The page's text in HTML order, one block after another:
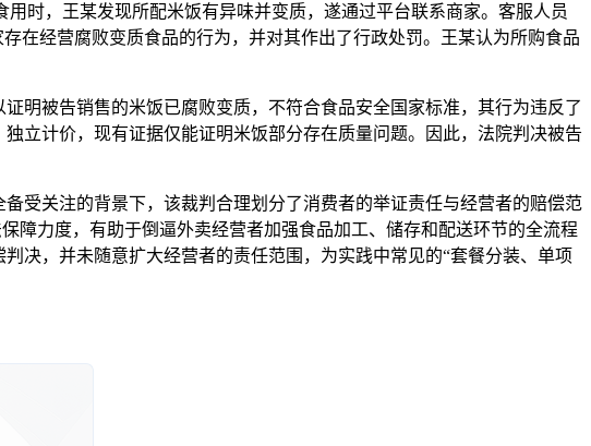
时，王某发现所配米饭有异味并变质，遂通过平台联系商家。客服人员
在经营腐败变质食品的行为，并对其作出了行政处罚。王某认为所购食品
被告销售的米饭已腐败变质，不符合食品安全国家标准，其行为违反了
立计价，现有证据仅能证明米饭部分存在质量问题。因此，法院判决被告
关注的背景下，该裁判合理划分了消费者的举证责任与经营者的赔偿范
障力度，有助于倒逼外卖经营者加强食品加工、储存和配送环节的全流程
决，并未随意扩大经营者的责任范围，为实践中常见的“套餐分装、单项